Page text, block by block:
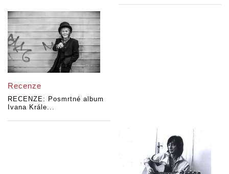
Recenze
RECENZE: Posmrtné album
Ivana Krále...